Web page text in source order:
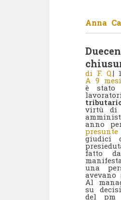
Anna
di F. Q.|
A 9
è stato
virtù di
anno
giudici
fatto
una
Al
su
del pm